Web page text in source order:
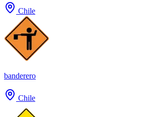
Chile
banderero
Chile